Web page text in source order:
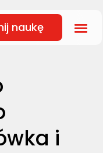
naukę
i